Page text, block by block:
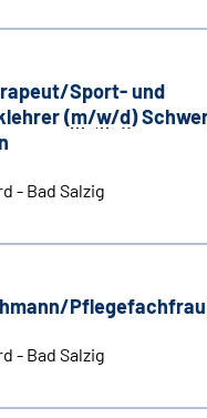
Sport- und
(m/w/d)
- Bad Salzig
- Bad Salzig